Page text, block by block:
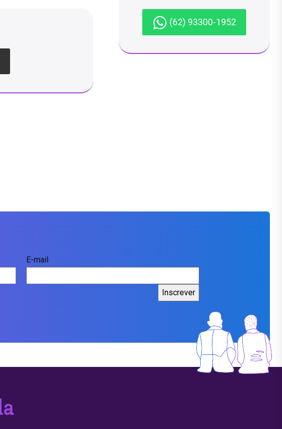
(62) 93300-1952
E-mail